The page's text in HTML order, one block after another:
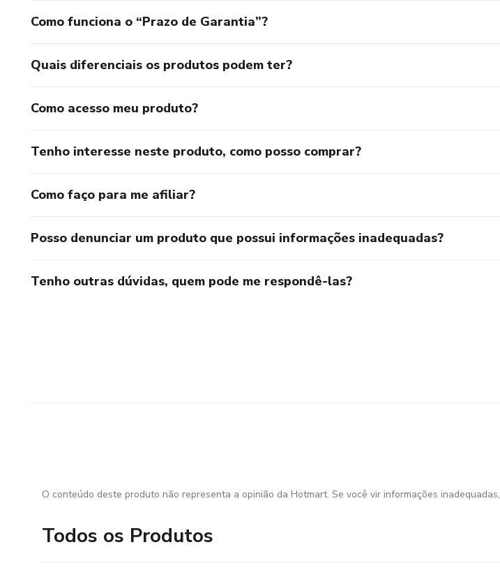
Como funciona o “Prazo de Garantia”?
Quais diferenciais os produtos podem ter?
Como acesso meu produto?
Tenho interesse neste produto, como posso comprar?
Como faço para me afiliar?
Posso denunciar um produto que possui informações inadequadas?
Tenho outras dúvidas, quem pode me respondê-las?
O conteúdo deste produto não representa a opinião da Hotmart. Se você vir informações inadequadas,
Todos os Produtos